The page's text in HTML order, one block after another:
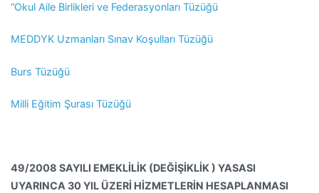
“Okul Aile Birlikleri ve Federasyonları Tüzüğü
MEDDYK Uzmanları Sınav Koşulları Tüzüğü
Burs Tüzüğü
Milli Eğitim Şurası Tüzüğü
49/2008 SAYILI EMEKLİLİK (DEĞİŞİKLİK ) YASASI
UYARINCA 30 YIL ÜZERİ HİZMETLERİN HESAPLANMASI